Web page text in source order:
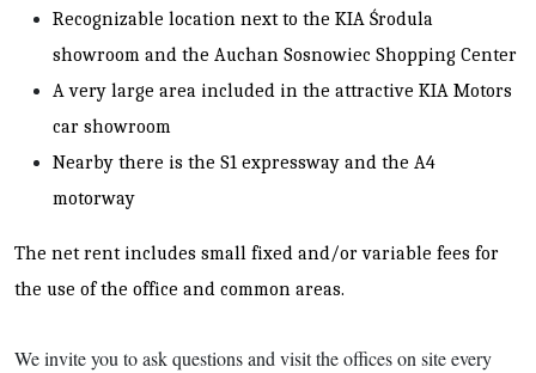
Recognizable location next to the KIA Środula
showroom and the Auchan Sosnowiec Shopping Center
A very large area included in the attractive KIA Motors
car showroom
Nearby there is the S1 expressway and the A4
motorway
The net rent includes small fixed and/or variable fees for
the use of the office and common areas.
We invite you to ask questions and visit the offices on site every